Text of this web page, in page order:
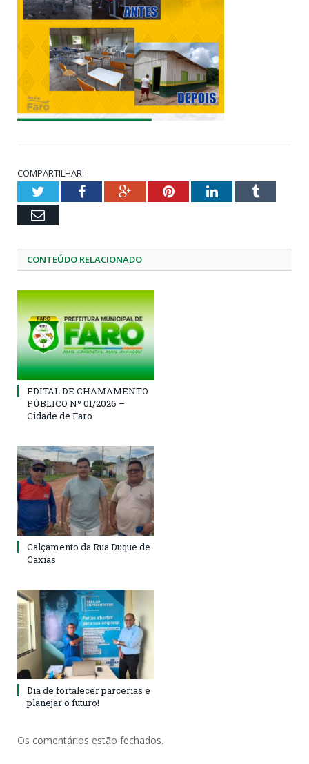
COMPARTILHAR:
TwitterFacebookGoogle+PinterestLinkedInTumblr
Email
CONTEÚDO RELACIONADO
EDITAL DE CHAMAMENTO
PÚBLICO Nº 01/2026 –
Cidade de Faro
Calçamento da Rua Duque de
Caxias
Dia de fortalecer parcerias e
planejar o futuro!
Os comentários estão fechados.